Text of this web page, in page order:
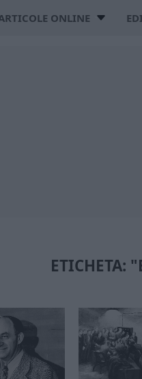
ONLINE
ETICHETA: